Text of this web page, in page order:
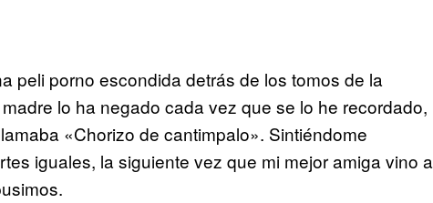
peli porno escondida detrás de los tomos de la
lo ha negado cada vez que se lo he recordado,
«Chorizo de cantimpalo». Sintiéndome
iguales, la siguiente vez que mi mejor amiga vino a